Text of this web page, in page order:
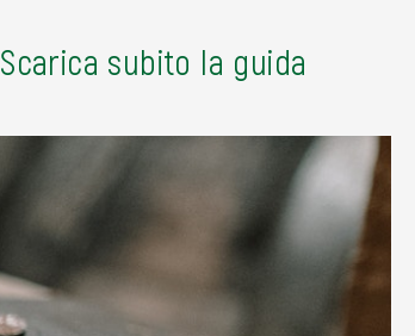
Scarica subito la guida